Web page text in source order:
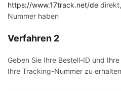
https://www.17track.net/de
Nummer haben
Verfahren 2
Geben Sie Ihre Bestell-ID und
Ihre Tracking-Nummer zu